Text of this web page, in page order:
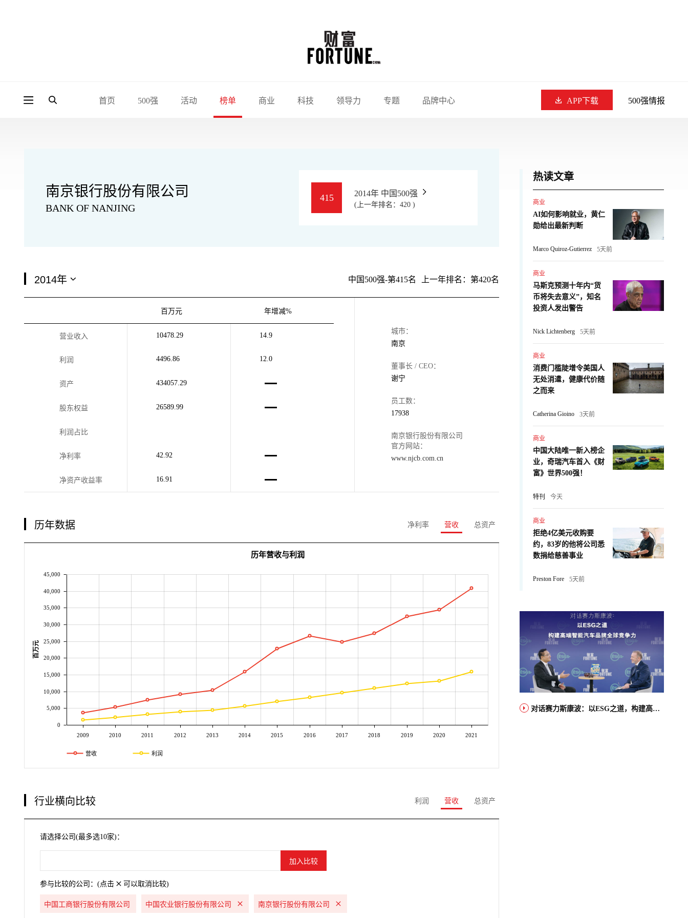
首页 500强 活动 榜单 商业 科技 领导力 专题 品牌中心 APP下载 500强情报
南京银行股份有限公司
BANK OF NANJING
415 2014年 中国500强
(上一年排名：420 )
中国500强-第415名 上一年排名：第420名
百万元 年增减%
营业收入 10478.29 14.9
利润 4496.86 12.0
资产 434057.29
股东权益 26589.99
利润占比
净利率 42.92
净资产收益率 16.91
城市：
南京
董事长 / CEO：
谢宁
员工数：
17938
南京银行股份有限公司
官方网站：
www.njcb.com.cn
历年数据 净利率 营收 总资产
2009 2010 2011 2012 2013 2014 2015 2016 2017 2018 2019 2020 2021
0
5,000
10,000
15,000
20,000
25,000
30,000
35,000
40,000
45,000
百万元
历年营收与利润
营收 利润
行业横向比较 利润 营收 总资产
请选择公司(最多选10家)：
参与比较的公司：(点击 可以取消比较)
中国工商银行股份有限公司 中国农业银行股份有限公司 南京银行股份有限公司
热读文章
商业
AI如何影响就业，黄仁
勋给出最新判断
Marco Quiroz-Gutierrez 5天前
商业
马斯克预测十年内“货
币将失去意义”，知名
投资人发出警告
Nick Lichtenberg 5天前
商业
消费门槛陡增令美国人
无处消遣，健康代价随
之而来
Catherina Gioino 3天前
商业
中国大陆唯一新入榜企
业，奇瑞汽车首入《财
富》世界500强！
特刊 今天
商业
拒绝4亿美元收购要
约，83岁的他将公司悉
数捐给慈善事业
Preston Fore 5天前
对话赛力斯康波：以ESG之道，构建高端智能汽车品牌全球竞争力